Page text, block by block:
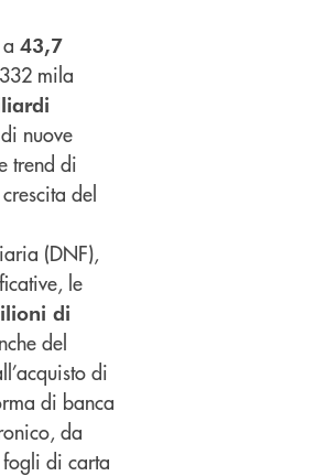
43,7
mila
di nuove
trend di
del
(DNF),
le
di
del
di
di banca
da
di carta